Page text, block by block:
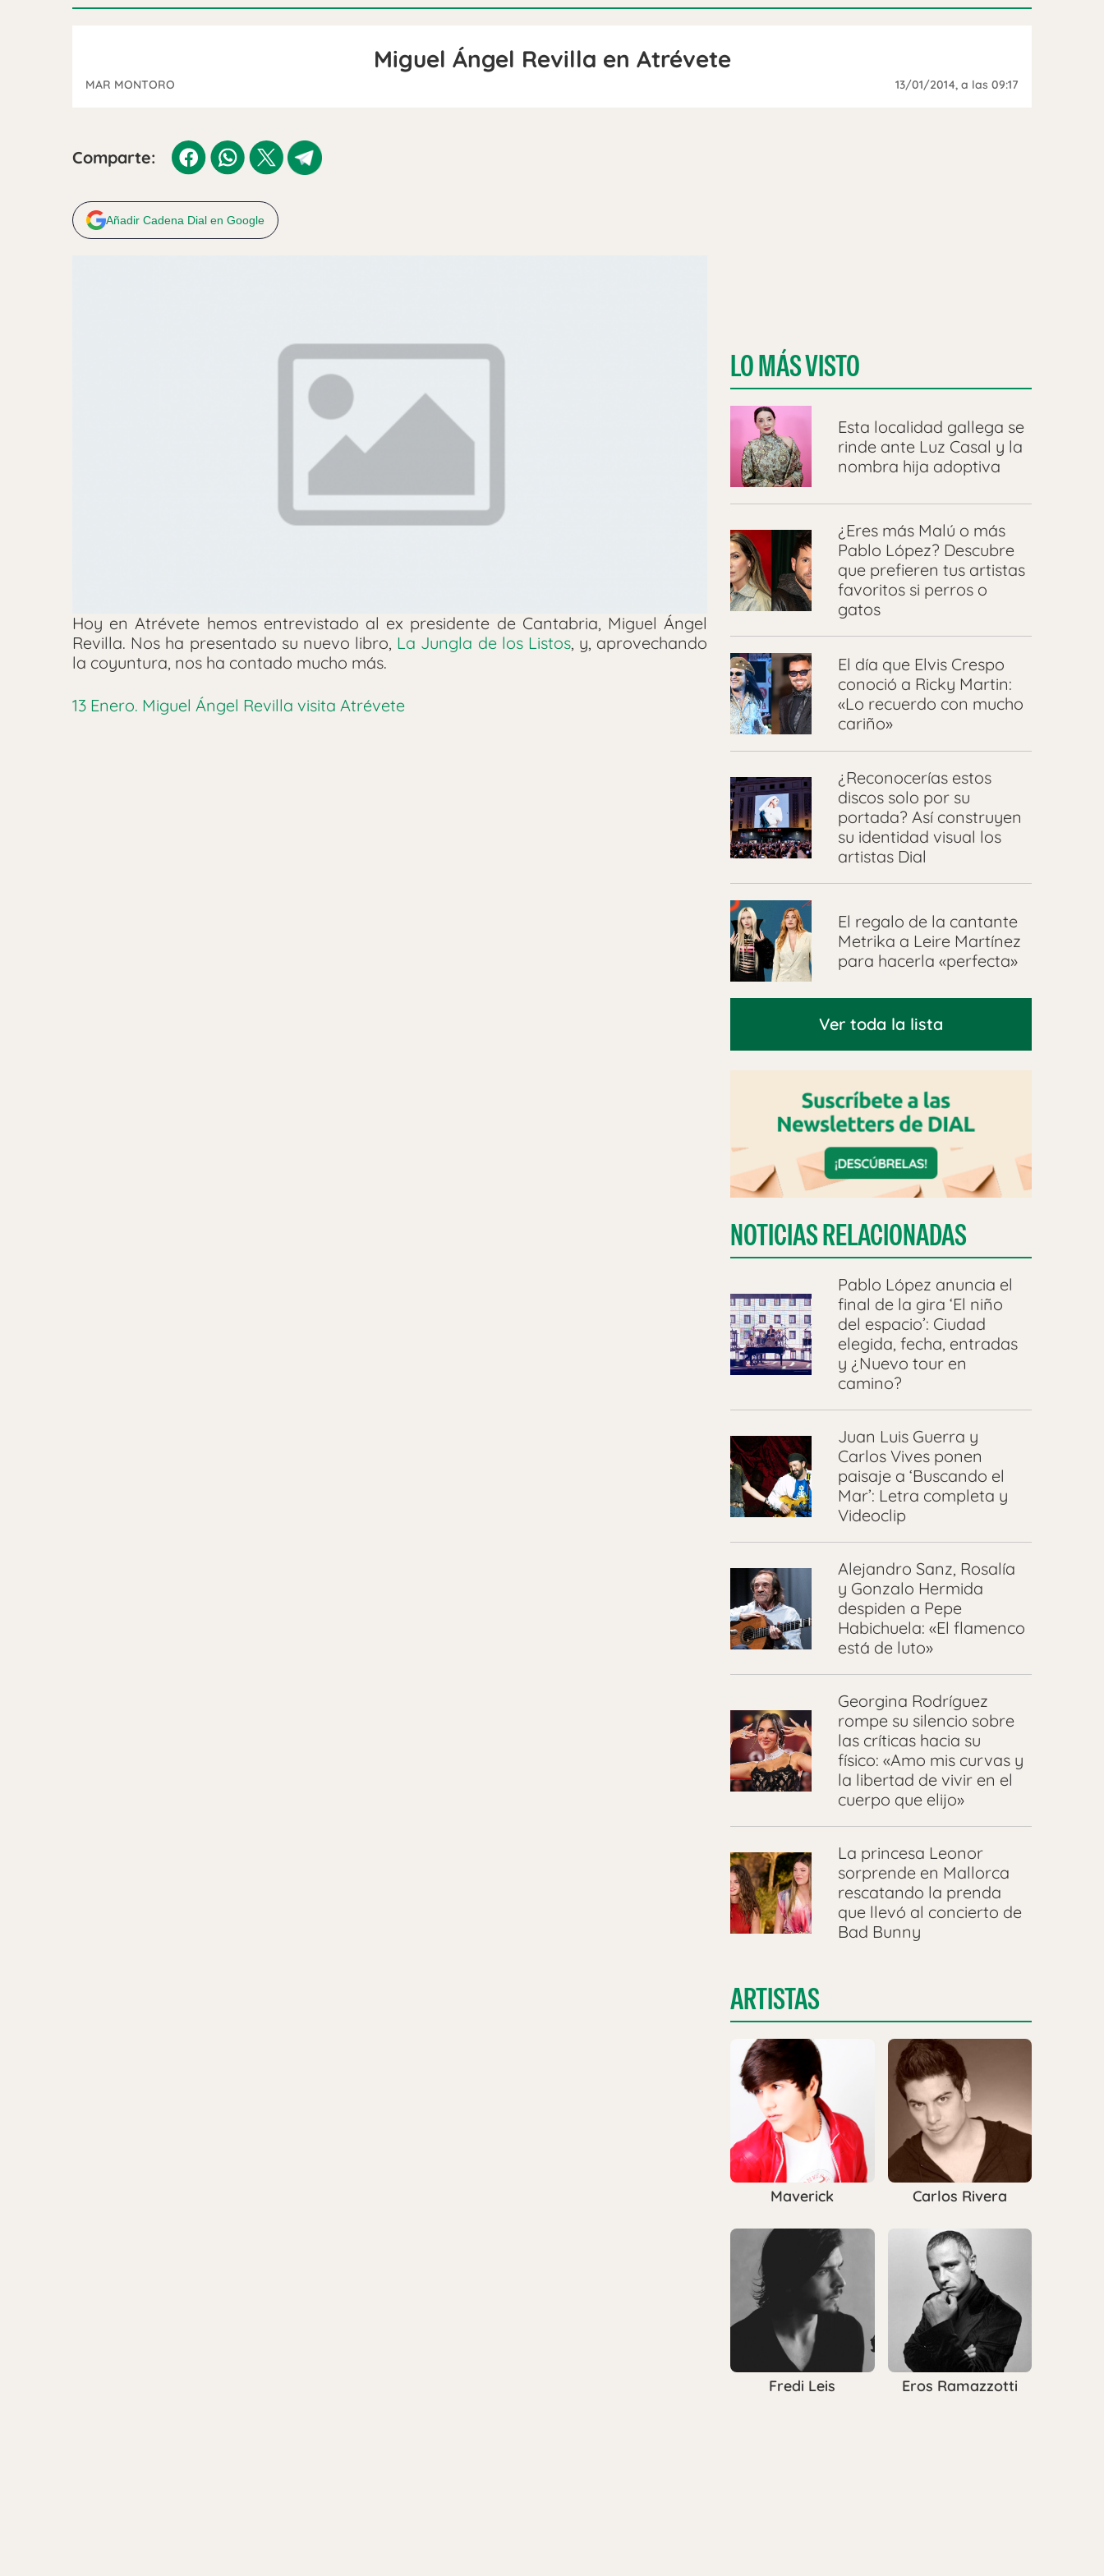
Miguel Ángel Revilla en Atrévete
MAR MONTORO 13/01/2014, a las 09:17
Comparte:
Añadir Cadena Dial en Google
Hoy en Atrévete hemos entrevistado al ex presidente de Cantabria, Miguel Ángel
Revilla. Nos ha presentado su nuevo libro, La Jungla de los Listos, y, aprovechando
la coyuntura, nos ha contado mucho más.
13 Enero. Miguel Ángel Revilla visita Atrévete
LO MÁS VISTO
Esta localidad gallega se
rinde ante Luz Casal y la
nombra hija adoptiva
¿Eres más Malú o más
Pablo López? Descubre
que prefieren tus artistas
favoritos si perros o
gatos
El día que Elvis Crespo
conoció a Ricky Martin:
«Lo recuerdo con mucho
cariño»
¿Reconocerías estos
discos solo por su
portada? Así construyen
su identidad visual los
artistas Dial
El regalo de la cantante
Metrika a Leire Martínez
para hacerla «perfecta»
Ver toda la lista
NOTICIAS RELACIONADAS
Pablo López anuncia el
final de la gira ‘El niño
del espacio’: Ciudad
elegida, fecha, entradas
y ¿Nuevo tour en
camino?
Juan Luis Guerra y
Carlos Vives ponen
paisaje a ‘Buscando el
Mar’: Letra completa y
Videoclip
Alejandro Sanz, Rosalía
y Gonzalo Hermida
despiden a Pepe
Habichuela: «El flamenco
está de luto»
Georgina Rodríguez
rompe su silencio sobre
las críticas hacia su
físico: «Amo mis curvas y
la libertad de vivir en el
cuerpo que elijo»
La princesa Leonor
sorprende en Mallorca
rescatando la prenda
que llevó al concierto de
Bad Bunny
ARTISTAS
Maverick Carlos Rivera
Fredi Leis Eros Ramazzotti